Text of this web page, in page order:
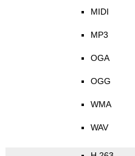
MIDI
MP3
OGA
OGG
WMA
WAV